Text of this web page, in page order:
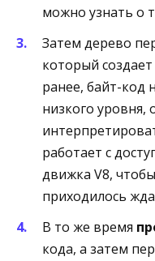
можно узнать о
Затем дерево
который
ранее, байт-код
низкого уровня,
работает с
движка V8,
приходилось
В то же время
кода, а затем